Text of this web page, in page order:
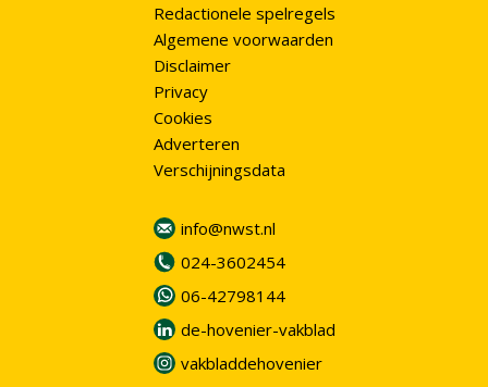
Redactionele spelregels
Algemene voorwaarden
Disclaimer
Privacy
Cookies
Adverteren
Verschijningsdata
info@nwst.nl
024-3602454
06-42798144
de-hovenier-vakblad
vakbladdehovenier